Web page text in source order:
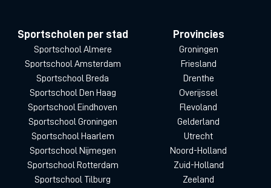
Sportscholen per stad
Sportschool Almere
Sportschool Amsterdam
Sportschool Breda
Sportschool Den Haag
Sportschool Eindhoven
Sportschool Groningen
Sportschool Haarlem
Sportschool Nijmegen
Sportschool Rotterdam
Sportschool Tilburg
Provincies
Groningen
Friesland
Drenthe
Overijssel
Flevoland
Gelderland
Utrecht
Noord-Holland
Zuid-Holland
Zeeland